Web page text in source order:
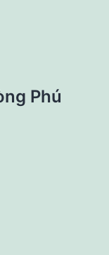
Phú